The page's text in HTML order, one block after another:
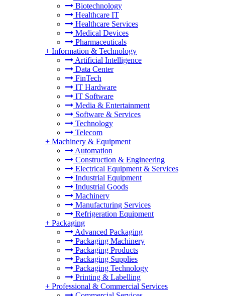
Biotechnology
Healthcare IT
Healthcare Services
Medical Devices
Pharmaceuticals
+ Information & Technology
Artificial Intelligence
Data Center
FinTech
IT Hardware
IT Software
Media & Entertainment
Software & Services
Technology
Telecom
+ Machinery & Equipment
Automation
Construction & Engineering
Electrical Equipment & Services
Industrial Equipment
Industrial Goods
Machinery
Manufacturing Services
Refrigeration Equipment
+ Packaging
Advanced Packaging
Packaging Machinery
Packaging Products
Packaging Supplies
Packaging Technology
Printing & Labelling
+ Professional & Commercial Services